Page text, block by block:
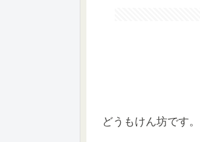
どうもけん坊です。